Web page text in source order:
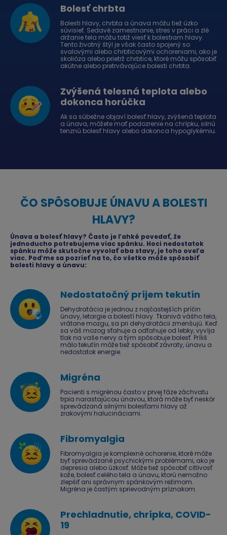
Bolesť chrbta
Bolesti hlavy, chrbta a únava môžu tiež úzko
súvisieť. Sedavé zamestnanie, stres v práci a zlé
držanie tela môžu totiž viesť k bolestiam hlavy.
Tento životný štýl je však často spojený so
svalovými alebo chrbticovými ochoreniami, ako je
skolióza alebo prietrž chrbtice, ktoré môžu spôsobiť
akútne alebo pretrvávajúce bolesti chrbta.
Zvýšená telesná teplota alebo
dokonca horúčka
Ak sa súbežne objaví bolesť hlavy, zvýšená teplota
a únava, môžete mať podozrenie na chrípku, silnú
tenznú bolesť hlavy alebo dokonca hypoglykémiu.
ČO SPÔSOBUJE ÚNAVU A BOLESTI
HLAVY?
Únava a bolesť hlavy? Často je ľahké povedať, že
jednoducho potrebujeme viac spánku. Hoci nedostatok
spánku môže skutočne vyvolať oba stavy, je toho oveľa
viac. Poďme sa pozrieť na to, čo všetko môže spôsobiť
bolesti hlavy a únavu:
Nedostatočný príjem tekutín
Dehydratácia je jednou z najčastejších príčin
únavy, letargie a bolestí hlavy. Tkanivá vášho tela,
vrátane mozgu, sa pri dehydratácii zmenšujú. Keď
sa váš mozog sťahuje a odťahuje od lebky, vyvíja
tlak na vaše nervy a tým spôsobuje bolesť. Príliš
málo tekutín môže tiež spôsobiť závraty, únavu a
nedostatok energie.
Migréna
Pacienti s migrénou často v prvej fáze záchvatu
trpia narastajúcou únavou, ktorá môže byť neskôr
sprevádzaná silnými bolesťami hlavy až
zrakovými halucináciami.
Fibromyalgia
Fibromyalgia je komplexné ochorenie, ktoré môže
byť sprevádzané psychickými problémami, ako je
depresia alebo úzkosť. Môže tiež spôsobiť citlivosť
kože, bolesť celého tela a únavu, ktorú nemožno
zlepšiť ani správnym spánkovým režimom.
Migréna je častým sprievodným príznakom.
Prechladnutie, chrípka, COVID-
19